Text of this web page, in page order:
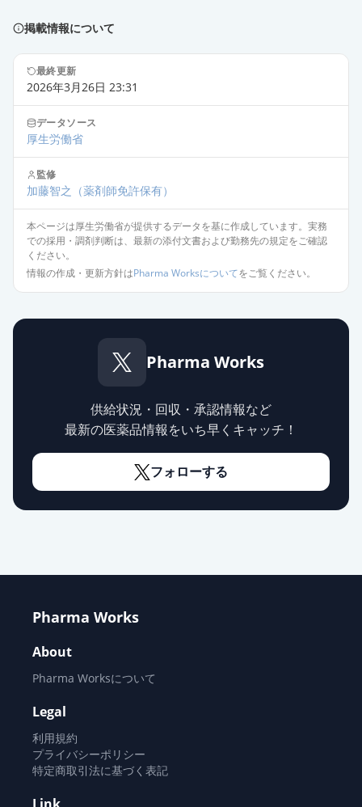
薬価 10.80 円
フェブキソスタット錠
20mg「AFP」
薬価 10.80 円
フェブキソスタット錠20mg「杏
薬価 10.80 円
フェブキソスタットOD錠20mg「日
新」
薬価 10.80 円
通常出荷
薬価 10.80 円
フェブキソスタット錠
20mg「TCK」
10.80 円
20mg「NPI」
薬価
フェブキソスタットOD錠20mg「サ
ワイ」
薬価 10.80 円
フェブキソスタットOD錠20mg「ケ
ミファ」
薬価
フェブキソスタット錠20mg「ニプ
掲載情報について
最終更新
2026年3月26日 23:31
データソース
厚生労働省
監修
加藤智之 （薬剤師免許保有）
本ページは厚生労働省が提供するデータを基に作成しています。実務
での採用・調剤判断は、最新の添付文書および勤務先の規定をご確認
ください。
情報の作成・更新方針はPharma Worksについてをご覧ください。
Pharma Works
供給状況・回収・承認情報など
最新の医薬品情報をいち早くキャッチ！
フォローする
Pharma Works
About
Pharma Worksについて
Legal
利用規約
プライバシーポリシー
特定商取引法に基づく表記